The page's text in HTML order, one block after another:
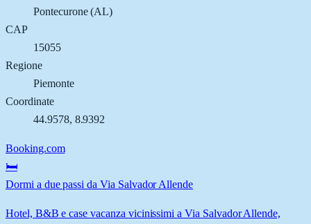
Pontecurone(AL)
CAP
15055
Regione
Piemonte
Coordinate
44.9578, 8.9392
Booking.com
🛏️
Dormi a due passi da Via Salvador Allende
Hotel, B&B e case vacanza vicinissimi a Via Salvador Allende,